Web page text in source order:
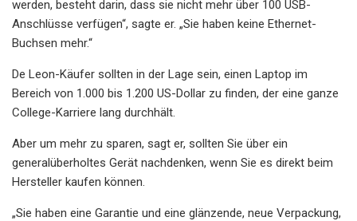
werden, besteht darin, dass sie nicht mehr über 100 USB-
Anschlüsse verfügen“, sagte er. „Sie haben keine Ethernet-
Buchsen mehr.“
De Leon-Käufer sollten in der Lage sein, einen Laptop im
Bereich von 1.000 bis 1.200 US-Dollar zu finden, der eine ganze
College-Karriere lang durchhält.
Aber um mehr zu sparen, sagt er, sollten Sie über ein
generalüberholtes Gerät nachdenken, wenn Sie es direkt beim
Hersteller kaufen können.
„Sie haben eine Garantie und eine glänzende, neue Verpackung,